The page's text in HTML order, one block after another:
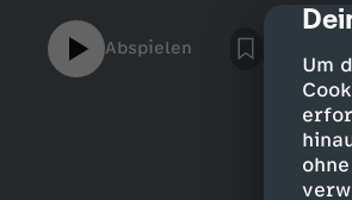
Um
Abspielen